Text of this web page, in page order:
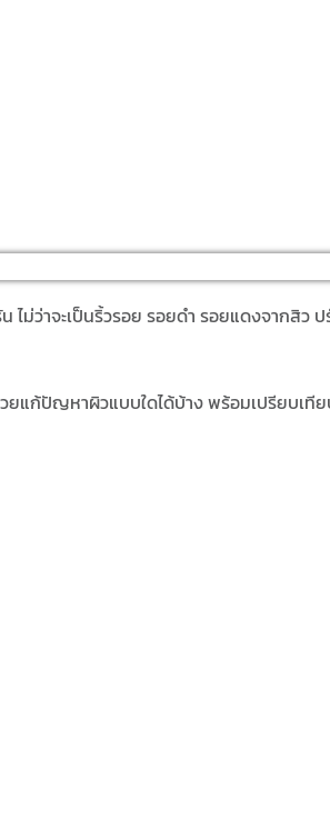
ม่ว่าจะเป็นริ้วรอย รอยดำ รอยแดงจากสิว
วยแก้ปัญหาผิวแบบใดได้บ้าง พร้อมเปรียบเ